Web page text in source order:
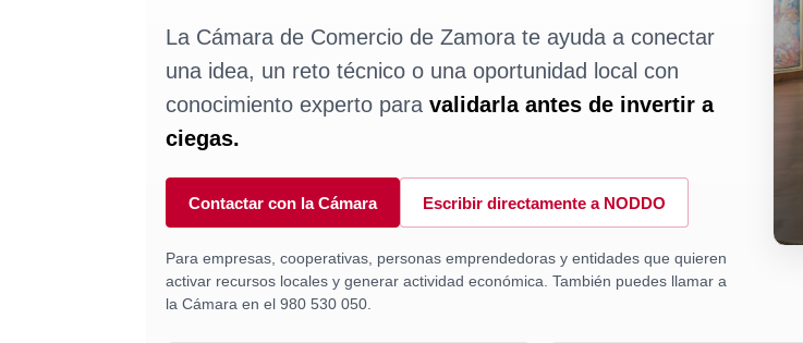
La Cámara de Comercio de Zamora te ayuda a conectar
una idea, un reto técnico o una oportunidad local con
conocimiento experto paravalidarla antes de invertir a
ciegas.
Contactar con la Cámara Escribir directamente a NODDO
Para empresas, cooperativas, personas emprendedoras y entidades que quieren
activar recursos locales y generar actividad económica. También puedes llamar a
la Cámara en el 980 530 050.